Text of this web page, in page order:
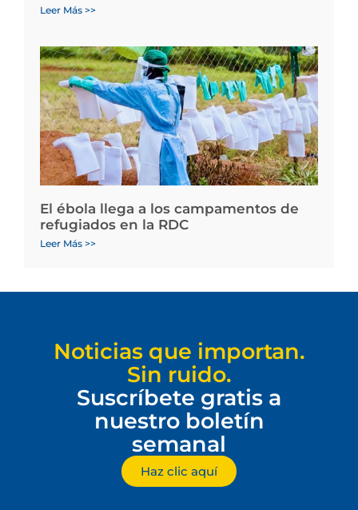
Leer Más >>
El ébola llega a los campamentos de
refugiados en la RDC
Leer Más >>
Noticias que importan.
Sin ruido.
Suscríbete gratis a
nuestro boletín
semanal
Haz clic aquí